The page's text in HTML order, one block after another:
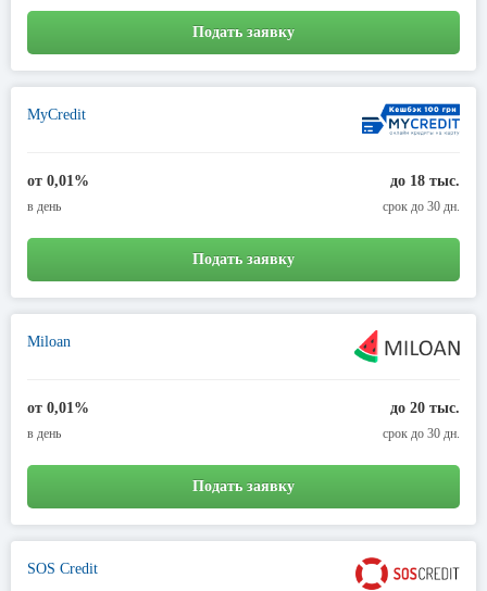
Подать заявку
MyCredit
от 0,01%
в день
до 18 тыс.
срок до 30 дн.
Подать заявку
Miloan
от 0,01%
в день
до 20 тыс.
срок до 30 дн.
Подать заявку
SOS Credit